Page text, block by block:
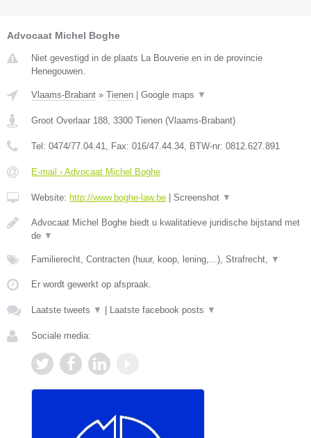
Advocaat Michel Boghe
Niet gevestigd in de plaats La Bouverie en in de provincie
Henegouwen.
Vlaams-Brabant » Tienen | Google maps ▼
Groot Overlaar 188 3300 Tienen (Vlaams-Brabant)
Tel: 0474/77.04.41 , Fax: 016/47.44.34 , BTW-nr: ​0812.627.891
E-mail › Advocaat Michel Boghe
Website: http://www.boghe-law.be | Screenshot ▼
Advocaat Michel Boghe biedt u kwalitatieve juridische bijstand met
de ▼
Familierecht, Contracten (huur, koop, lening,...), Strafrecht, ▼
Er wordt gewerkt op afspraak.
Laatste tweets ▼ | Laatste facebook posts ▼
Sociale media: